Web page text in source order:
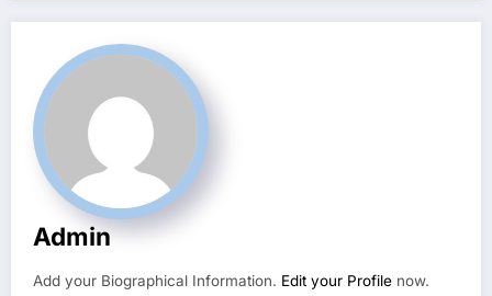
Admin
Add your Biographical Information. Edit your Profile now.